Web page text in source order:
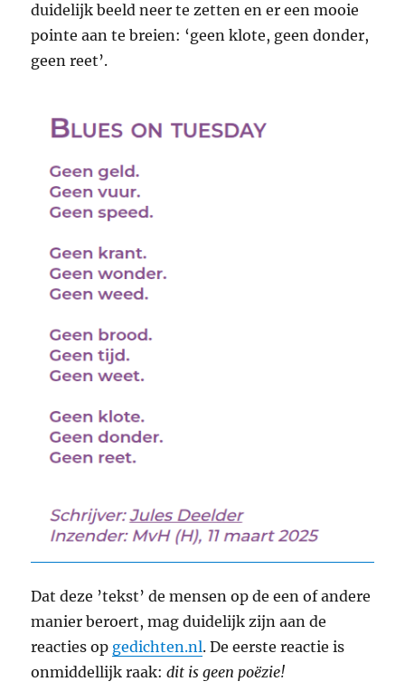
duidelijk beeld neer te zetten en er een mooie
pointe aan te breien: ‘geen klote, geen donder,
geen reet’.
Dat deze ’tekst’ de mensen op de een of andere
manier beroert, mag duidelijk zijn aan de
reacties op gedichten.nl. De eerste reactie is
onmiddellijk raak:dit is geen poëzie!